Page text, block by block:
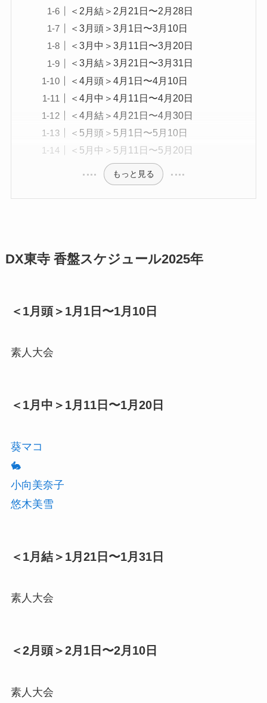
＜2月結＞2月21日〜2月28日
＜3月頭＞3月1日〜3月10日
＜3月中＞3月11日〜3月20日
＜3月結＞3月21日〜3月31日
＜4月頭＞4月1日〜4月10日
＜4月中＞4月11日〜4月20日
＜4月結＞4月21日〜4月30日
＜5月頭＞5月1日〜5月10日
＜5月中＞5月11日〜5月20日
もっと見る
DX東寺 香盤スケジュール2025年
＜1月頭＞1月1日〜1月10日
素人大会
＜1月中＞1月11日〜1月20日
葵マコ
🐇
小向美奈子
悠木美雪
＜1月結＞1月21日〜1月31日
素人大会
＜2月頭＞2月1日〜2月10日
素人大会